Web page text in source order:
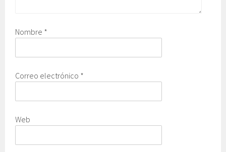
Nombre *
Correo electrónico *
Web